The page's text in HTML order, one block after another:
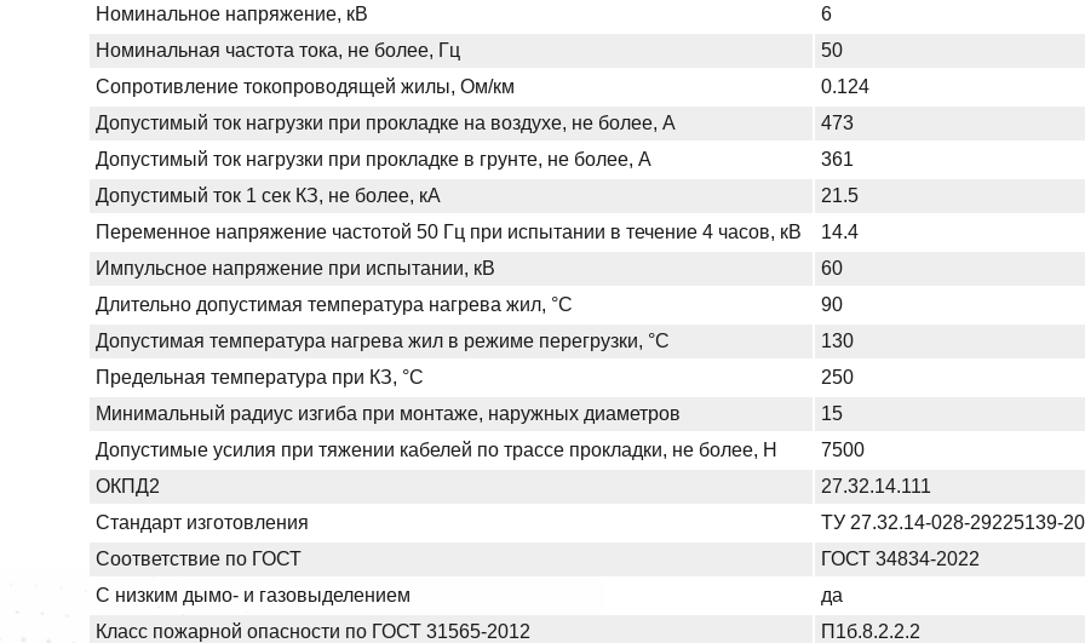
Номинальное напряжение, кВ
6
Номинальная частота тока, не более, Гц
50
Сопротивление токопроводящей жилы, Ом/км
0.124
Допустимый ток нагрузки при прокладке на воздухе, не более, А
473
Допустимый ток нагрузки при прокладке в грунте, не более, А
361
Допустимый ток 1 сек КЗ, не более, кА
21.5
Переменное напряжение частотой 50 Гц при испытании в течение 4 часов, кВ
14.4
Импульсное напряжение при испытании, кВ
60
Длительно допустимая температура нагрева жил, °С
90
Допустимая температура нагрева жил в режиме перегрузки, °С
130
Предельная температура при КЗ, °С
250
Минимальный радиус изгиба при монтаже, наружных диаметров
15
Допустимые усилия при тяжении кабелей по трассе прокладки, не более, Н
7500
ОКПД2
27.32.14.111
Стандарт изготовления
ТУ 27.32.14-028-29225139-
Соответствие по ГОСТ
ГОСТ 34834-2022
С низким дымо- и газовыделением
да
Класс пожарной опасности по ГОСТ 31565-2012
П1б.8.2.2.2